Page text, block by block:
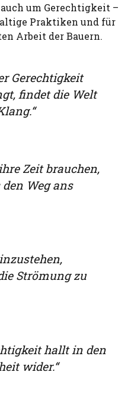
um Gerechtigkeit –
Praktiken und für
Arbeit der Bauern.
Gerechtigkeit
findet die Welt
Zeit brauchen,
Weg ans
Strömung zu
hallt in den
wider.“